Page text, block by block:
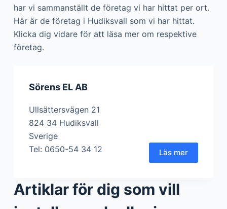
har vi sammanställt de företag vi har hittat per ort.
Här är de företag i Hudiksvall som vi har hittat.
Klicka dig vidare för att läsa mer om respektive
företag.
Sörens EL AB
Ullsättersvägen 21
824 34 Hudiksvall
Sverige
Tel: 0650-54 34 12
Läs mer
Artiklar för dig som vill